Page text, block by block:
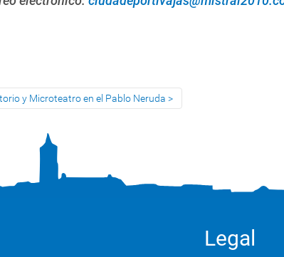
y Microteatro en el Pablo Neruda
Legal